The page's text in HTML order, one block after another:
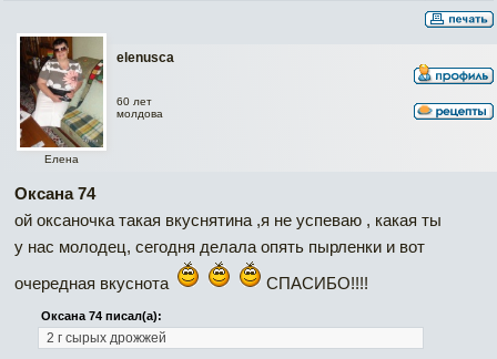
elenusca
Елена
60 лет
молдова
Оксана 74
ой оксаночка такая вкуснятина ,я не успеваю , какая ты
у нас молодец, сегодня делала опять пырленки и вот
очередная вкуснота
СПАСИБО!!!!
Оксана 74 писал(а):
2 г сырых дрожжей